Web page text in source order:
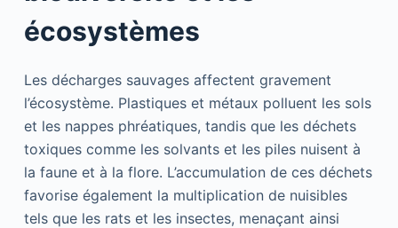
écosystèmes
Les décharges sauvages affectent gravement
l’écosystème. Plastiques et métaux polluent les sols
et les nappes phréatiques, tandis que les déchets
toxiques comme les solvants et les piles nuisent à
la faune et à la flore. L’accumulation de ces déchets
favorise également la multiplication de nuisibles
tels que les rats et les insectes, menaçant ainsi